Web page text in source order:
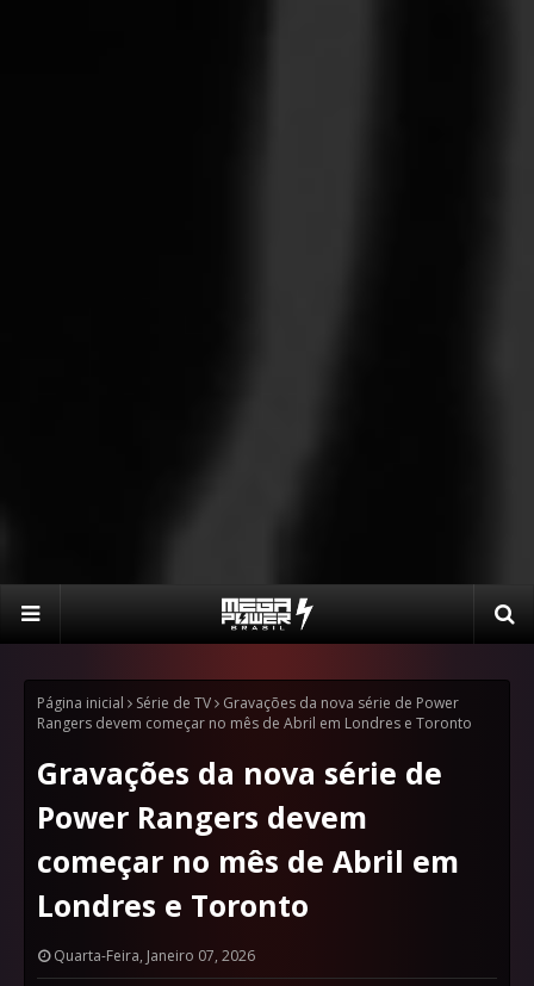
Página inicial Série de TV
Gravações da nova série de Power
Rangers devem começar no mês de Abril em Londres e Toronto
Gravações da nova série de
Power Rangers devem
começar no mês de Abril em
Londres e Toronto
Quarta-Feira, Janeiro 07, 2026